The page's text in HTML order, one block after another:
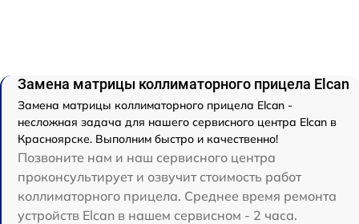
Замена матрицы коллиматорного прицела Elcan
Замена матрицы коллиматорного прицела Elcan -
несложная задача для нашего сервисного центра Elcan в
Красноярске. Выполним быстро и качественно!
Позвоните нам и наш сервисного центра
проконсультирует и озвучит стоимость работ
коллиматорного прицела. Среднее время ремонта
устройств Elcan в нашем сервисном - 2 часа.